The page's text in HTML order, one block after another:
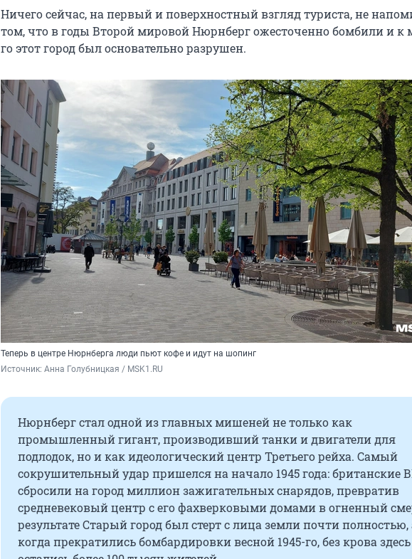
Ничего сейчас, на первый и поверхностный взгляд туриста, не
том, что в годы Второй мировой Нюрнберг ожесточенно бомбили и к
го этот город был основательно разрушен.
Теперь в центре Нюрнберга люди пьют кофе и идут на шопинг
Источник: Анна Голубницкая / MSK1.RU
Нюрнберг стал одной из главных мишеней не только как
промышленный гигант, производивший танки и двигатели для
подлодок, но и как идеологический центр Третьего рейха. Самый
сокрушительный удар пришелся на начало 1945 года: британские
сбросили на город миллион зажигательных снарядов, превратив
средневековый центр с его фахверковыми домами в огненный
результате Старый город был стерт с лица земли почти полностью,
когда прекратились бомбардировки весной 1945-го, без крова здесь